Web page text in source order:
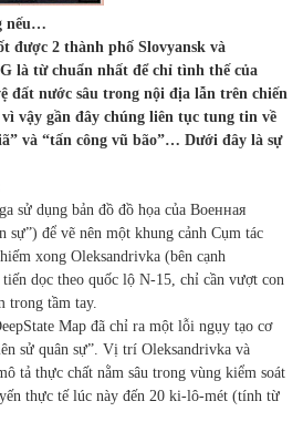
nếu…
được 2 thành phố Slovyansk và
là từ chuẩn nhất để chỉ tình thế của
đất nước sâu trong nội địa lẫn trên chiến
vậy gần đây chúng liên tục tung tin về
và “tấn công vũ bão”… Dưới đây là sự
sử dụng bản đồ đồ họa của Военная
sự”) để vẽ nên một khung cảnh Cụm tác
xong Oleksandrivka (bên cạnh
dọc theo quốc lộ N-15, chỉ cần vượt con
trong tầm tay.
Map đã chỉ ra một lỗi ngụy tạo cơ
sử quân sự”. Vị trí Oleksandrivka và
tả thực chất nằm sâu trong vùng kiểm soát
thực tế lúc này đến 20 ki-lô-mét (tính từ